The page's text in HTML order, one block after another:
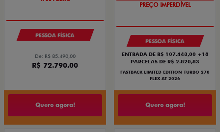
PESSOA FÍSICA
De: R$ 85.490,00
R$ 72.790,00
Quero agora!
PREÇO IMPERDÍVEL
PESSOA FÍSICA
ENTRADA DE R$ 107.443,00 +18
PARCELAS DE R$ 2.820,83
FASTBACK LIMITED EDITION TURBO 270
FLEX AT 2026
Quero agora!